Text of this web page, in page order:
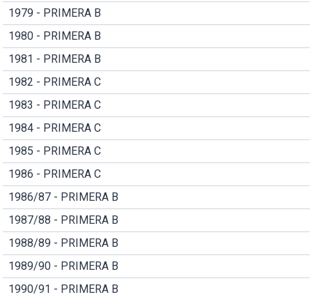
1979 - PRIMERA B
1980 - PRIMERA B
1981 - PRIMERA B
1982 - PRIMERA C
1983 - PRIMERA C
1984 - PRIMERA C
1985 - PRIMERA C
1986 - PRIMERA C
1986/87 - PRIMERA B
1987/88 - PRIMERA B
1988/89 - PRIMERA B
1989/90 - PRIMERA B
1990/91 - PRIMERA B